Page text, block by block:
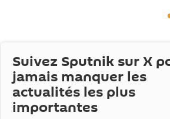
Suivez Sputnik surX
jamais manquer les
actualités les plus
importantes